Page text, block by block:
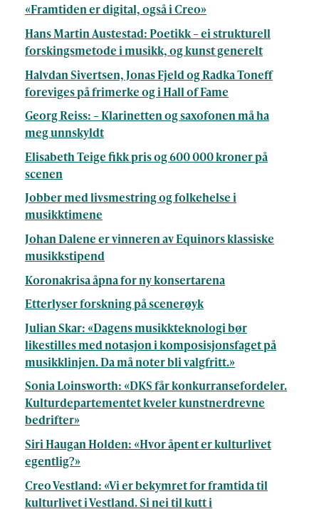
«Framtiden er digital, også i Creo»
Hans Martin Austestad: Poetikk – ei strukturell
forskingsmetode i musikk, og kunst generelt
Halvdan Sivertsen, Jonas Fjeld og Radka Toneff
foreviges på frimerke og i Hall of Fame
Georg Reiss: – Klarinetten og saxofonen må ha
meg unnskyldt
Elisabeth Teige fikk pris og 600 000 kroner på
scenen
Jobber med livsmestring og folkehelse i
musikktimene
Johan Dalene er vinneren av Equinors klassiske
musikkstipend
Koronakrisa åpna for ny konsertarena
Etterlyser forskning på scenerøyk
Julian Skar: «Dagens musikkteknologi bør
likestilles med notasjon i komposisjonsfaget på
musikklinjen. Da må noter bli valgfritt.»
Sonia Loinsworth: «DKS får konkurransefordeler.
Kulturdepartementet kveler kunstnerdrevne
bedrifter»
Siri Haugan Holden: «Hvor åpent er kulturlivet
egentlig?»
Creo Vestland: «Vi er bekymret for framtida til
kulturlivet i Vestland. Si nei til kutt i